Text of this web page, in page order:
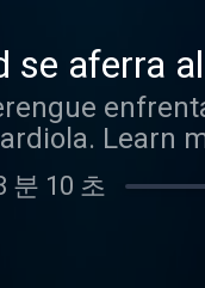
se aferra
Learn
adchoices
분 10 초